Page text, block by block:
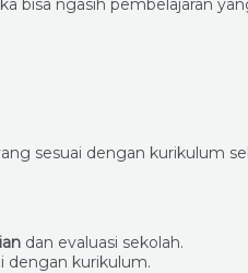
bisa ngasih pembelajaran
sesuai dengan kurikulum
dan evaluasi sekolah.
dengan kurikulum.